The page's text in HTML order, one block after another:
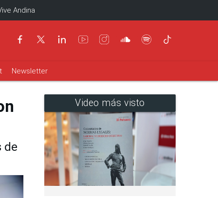
Andina
Newsletter
de
Video más visto